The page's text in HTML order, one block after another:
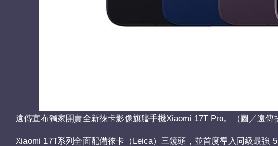
遠傳宣布獨家開賣全新徠卡影像旗艦手機Xiaomi 17T Pro。（圖／遠傳
Xiaomi 17T系列全面配備徠卡（Leica）三鏡頭，並首度導入同級最強